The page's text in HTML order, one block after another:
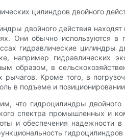
цилиндров двойного
двойного действия
Они обычно используются в
гидравлические
например гидравлических
образом, в
Кроме того, в
в подъеме и позиционировании
что гидроцилиндры
спектра промышленных и
и обеспечения надежности в